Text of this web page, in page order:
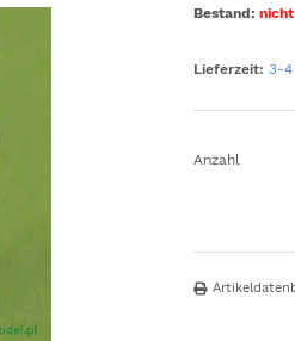
Bestand:
Lieferzeit: 3-4
Anzahl